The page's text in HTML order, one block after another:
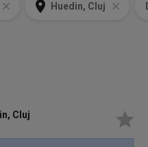
Huedin, Cluj
Cluj